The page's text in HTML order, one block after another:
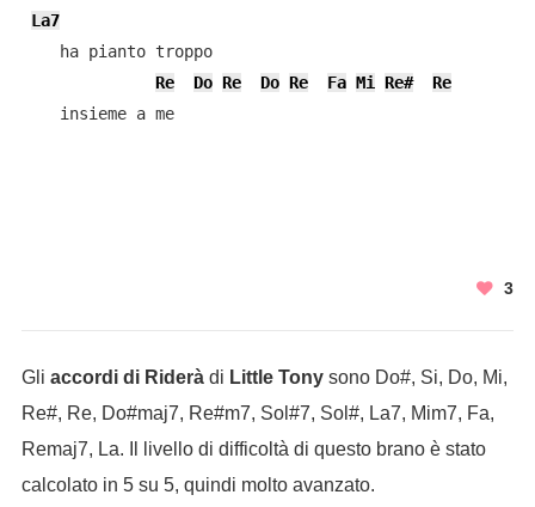
La7
    ha pianto troppo
Re
Do Re Do Re Fa Mi Re#
Re
    insieme a me
3
Gli accordi di Rideràdi Little Tonysono Do#, Si, Do, Mi,
Re#, Re, Do#maj7, Re#m7, Sol#7, Sol#, La7, Mim7, Fa,
Remaj7, La. Il livello di difficoltà di questo brano è stato
calcolato in 5 su 5, quindi molto avanzato.